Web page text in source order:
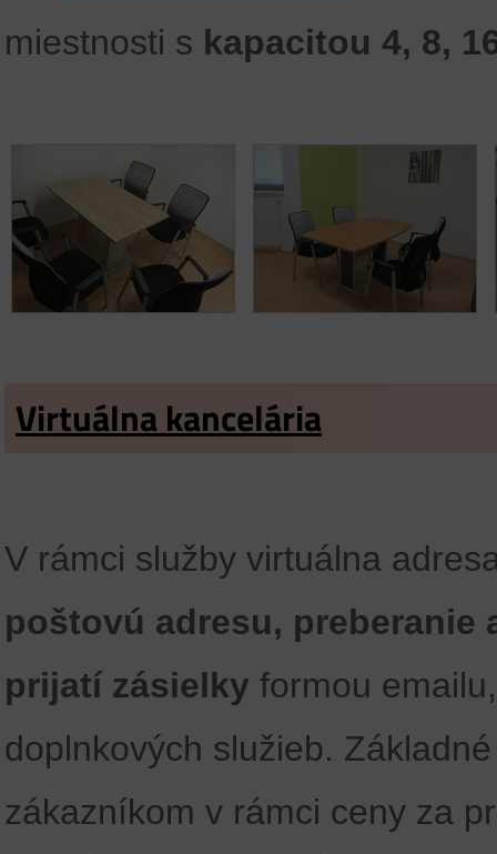
miestnosti s kapacitou 4, 8,
Virtuálna kancelária
V rámci služby virtuálna
poštovú adresu, preberanie
prijatí zásielky formou
doplnkových služieb.
zákazníkom v rámci ceny za